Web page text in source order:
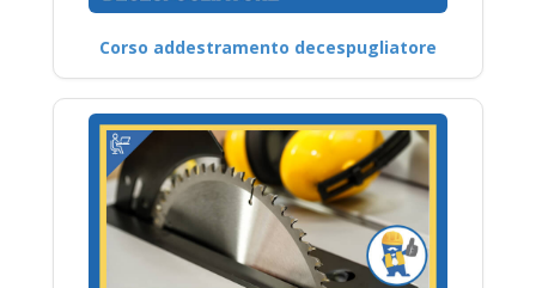
Corso addestramento decespugliatore